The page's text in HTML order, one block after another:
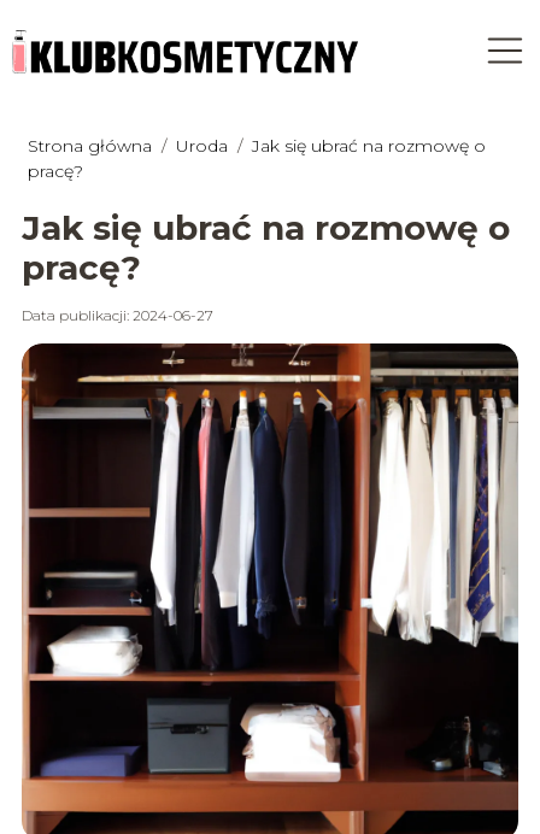
Strona główna / Uroda /Jak się ubrać na rozmowę o
pracę?
Jak się ubrać na rozmowę o
pracę?
Data publikacji: 2024-06-27